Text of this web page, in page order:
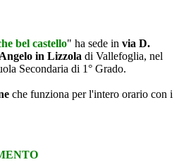
bel castello" ha sede in via D.
in Lizzola di Vallefoglia, nel
Secondaria di 1° Grado.
che funziona per l'intero orario con i